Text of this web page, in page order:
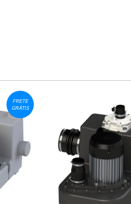
FRETE
GRÁTIS